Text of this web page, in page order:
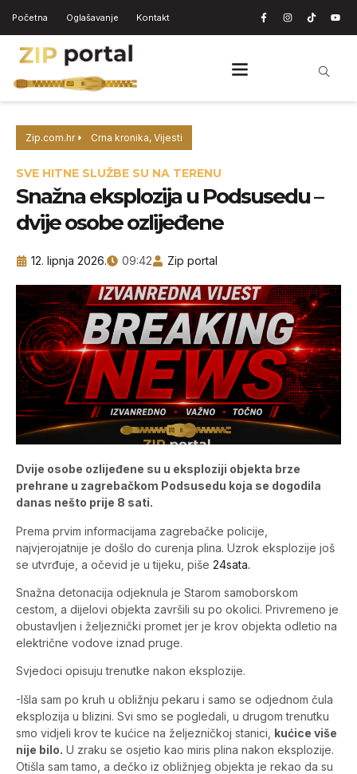
Početna Oglašavanje Kontakt
Zip.com.hr Crna kronika, Vijesti
SVE HITNE SLUŽBE SU NA TERENU
Snažna eksplozija u Podsusedu –
dvije osobe ozlijeđene
12. lipnja 2026. 09:42 Zip portal
Dvije osobe ozlijeđene su u eksploziji objekta brze
prehrane u zagrebačkom Podsusedu koja se dogodila
danas nešto prije 8 sati.
Prema prvim informacijama zagrebačke policije,
najvjerojatnije je došlo do curenja plina. Uzrok eksplozije još
se utvrđuje, a očevid je u tijeku, piše 24sata.
Snažna detonacija odjeknula je Starom samoborskom
cestom, a dijelovi objekta završili su po okolici. Privremeno je
obustavljen i željeznički promet jer je krov objekta odletio na
električne vodove iznad pruge.
Svjedoci opisuju trenutke nakon eksplozije.
-Išla sam po kruh u obližnju pekaru i samo se odjednom čula
eksplozija u blizini. Svi smo se pogledali, u drugom trenutku
smo vidjeli krov te kućice na željezničkoj stanici, kućice više
nije bilo. U zraku se osjetio kao miris plina nakon eksplozije.
Otišla sam tamo, a dečko iz obližnjeg objekta je rekao da su